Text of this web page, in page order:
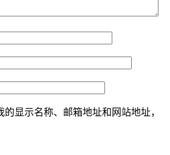
显示名称、邮箱地址和网站地址，